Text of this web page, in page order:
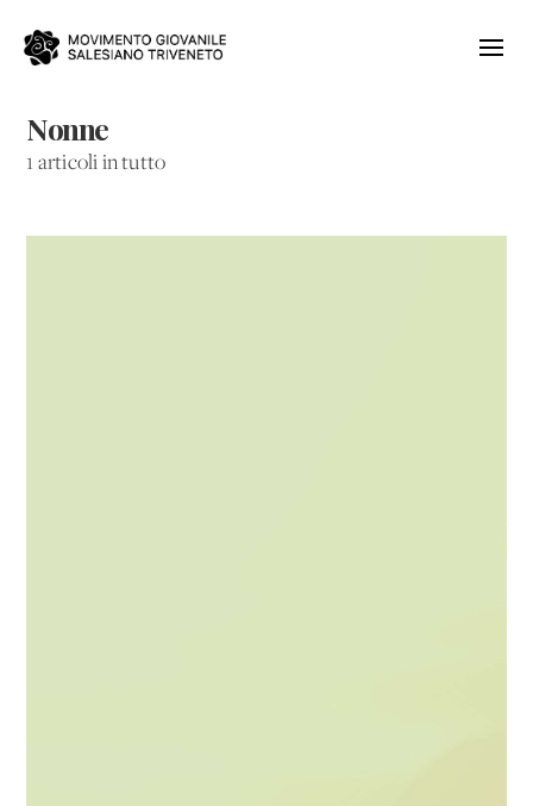
Nonne
1 articoli in tutto